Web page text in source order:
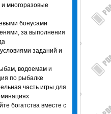
многоразовые
бонусами
за выполнения
заданий и
водоемам и
по рыбалке
часть игры для
богатства вместе с